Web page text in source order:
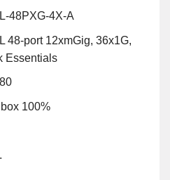
là:
48PXG-4X-A
48-port 12xmGig, 36x1G,
Essentials
100%